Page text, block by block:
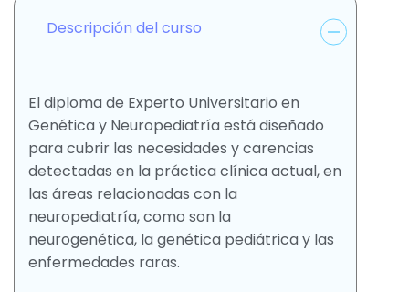
Descripción del curso
El diploma de Experto Universitario en
Genética y Neuropediatría está diseñado
para cubrir las necesidades y carencias
detectadas en la práctica clínica actual, en
las áreas relacionadas con la
neuropediatría, como son la
neurogenética, la genética pediátrica y las
enfermedades raras.